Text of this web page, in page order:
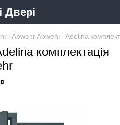
Двері
Abwehr Abwehr Adelina
комплектація